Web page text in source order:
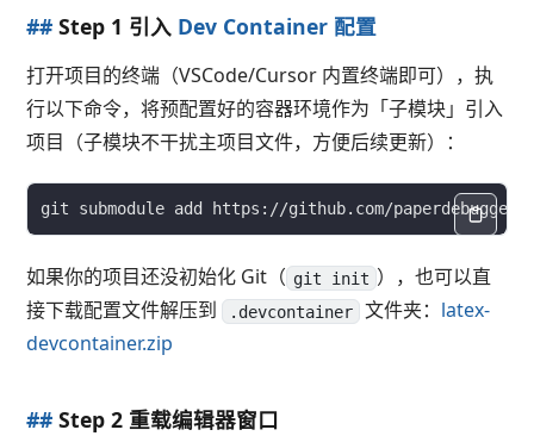
##Step 1 引入 Dev Container 配置
打开项目的终端（VSCode/Cursor 内置终端即可），执
行以下命令，将预配置好的容器环境作为「子模块」引入
项目（子模块不干扰主项目文件，方便后续更新）：
如果你的项目还没初始化 Git（ git init ），也可以直
接下载配置文件解压到
.devcontainer 文件夹： latex-
devcontainer.zip
##Step 2 重载编辑器窗口